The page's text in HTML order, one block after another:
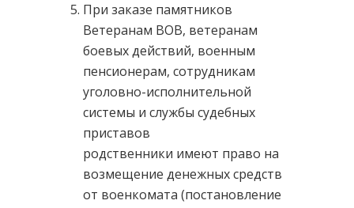
При заказе памятников
Ветеранам ВОВ, ветеранам
боевых действий, военным
пенсионерам, сотрудникам
уголовно-исполнительной
системы и службы судебных
приставов
родственники имеют право на
возмещение денежных средств
от военкомата (постановление